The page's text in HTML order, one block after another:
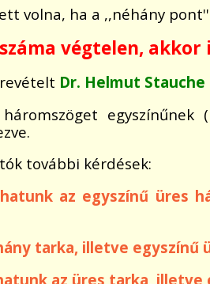
volna, ha a ,,néhány
végtelen,
Dr. Helmut Stauche
további kérdések:
az egyszínű üres
tarka, illetve egyszínű
az üres tarka, illetve